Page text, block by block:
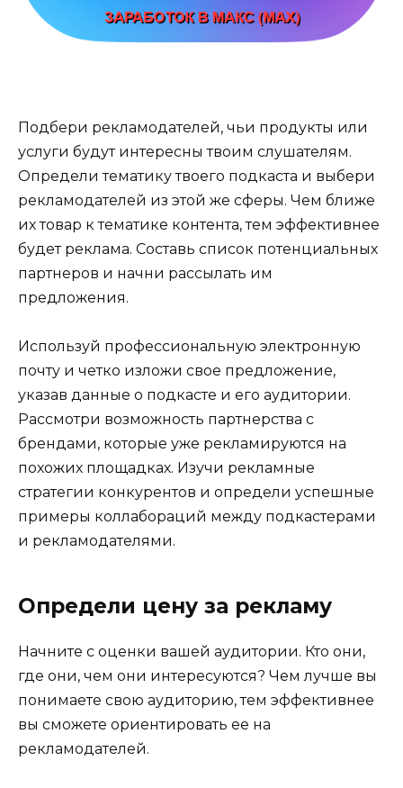
Подбери рекламодателей, чьи продукты или
услуги будут интересны твоим слушателям.
Определи тематику твоего подкаста и выбери
рекламодателей из этой же сферы. Чем ближе
их товар к тематике контента, тем эффективнее
будет реклама. Составь список потенциальных
партнеров и начни рассылать им
предложения.
Используй профессиональную электронную
почту и четко изложи свое предложение,
указав данные о подкасте и его аудитории.
Рассмотри возможность партнерства с
брендами, которые уже рекламируются на
похожих площадках. Изучи рекламные
стратегии конкурентов и определи успешные
примеры коллабораций между подкастерами
и рекламодателями.
Определи цену за рекламу
Начните с оценки вашей аудитории. Кто они,
где они, чем они интересуются? Чем лучше вы
понимаете свою аудиторию, тем эффективнее
вы сможете ориентировать ее на
рекламодателей.